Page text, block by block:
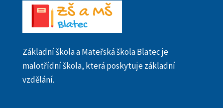
Základní škola a Mateřská škola Blatec je
malotřídní škola, která poskytuje základní
vzdělání.